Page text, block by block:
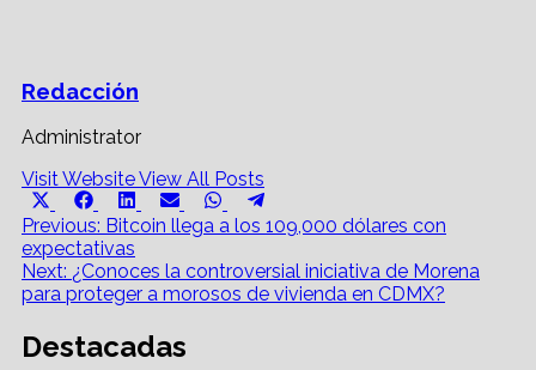
Redacción
Administrator
Visit WebsiteView All Posts
Share
on
(Twitter)
Share
on
Facebook
Share
on
LinkedIn
Share
on
Email
Share
on
WhatsApp
on
Post
navigation
Previous: Bitcoin llega a los 109,000 dólares con
expectativas
Next: ¿Conoces la controversial iniciativa de Morena
para proteger a morosos de vivienda en CDMX?
Destacadas